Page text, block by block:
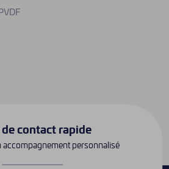
contact rapide
accompagnement personnalisé